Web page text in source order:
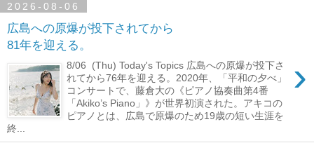
2026-08-06
広島への原爆が投下されてから
81年を迎える。
›
8/06 (Thu) Today's Topics 広島への原爆が投下さ
れてから76年を迎える。2020年、「平和の夕べ」
コンサートで、藤倉大の《ピアノ協奏曲第4番
「Akiko’s Piano」》が世界初演された。アキコの
ピアノとは、広島で原爆のため19歳の短い生涯を
終...